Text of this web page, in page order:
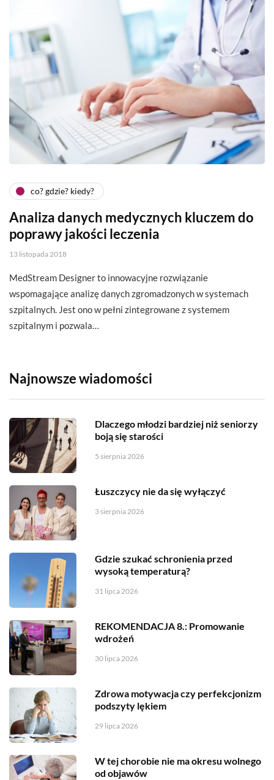
co? gdzie? kiedy?
Analiza danych medycznych kluczem do
poprawy jakości leczenia
13 listopada 2018
MedStream Designer to innowacyjne rozwiązanie
wspomagające analizę danych zgromadzonych w systemach
szpitalnych. Jest ono w pełni zintegrowane z systemem
szpitalnym i pozwala…
Najnowsze wiadomości
Dlaczego młodzi bardziej niż seniorzy
boją się starości
5 sierpnia 2026
Łuszczycy nie da się wyłączyć
3 sierpnia 2026
Gdzie szukać schronienia przed
wysoką temperaturą?
31 lipca 2026
REKOMENDACJA 8.: Promowanie
wdrożeń
30 lipca 2026
Zdrowa motywacja czy perfekcjonizm
podszyty lękiem
29 lipca 2026
W tej chorobie nie ma okresu wolnego
od objawów